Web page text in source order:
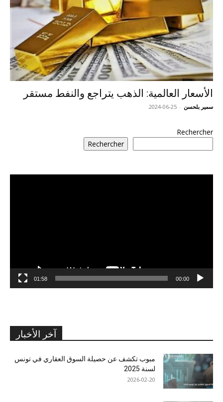
الأسعار العالمية: الذهب يتراجع والنفط مستقر
سمير بلحسن -
2024-06-25
Rechercher
Rechercher
00:00
01:58
آخر الأخبار
مبوب تكشف عن حصيلة السوق العقاري في تونس
لسنة 2025
2026-02-20